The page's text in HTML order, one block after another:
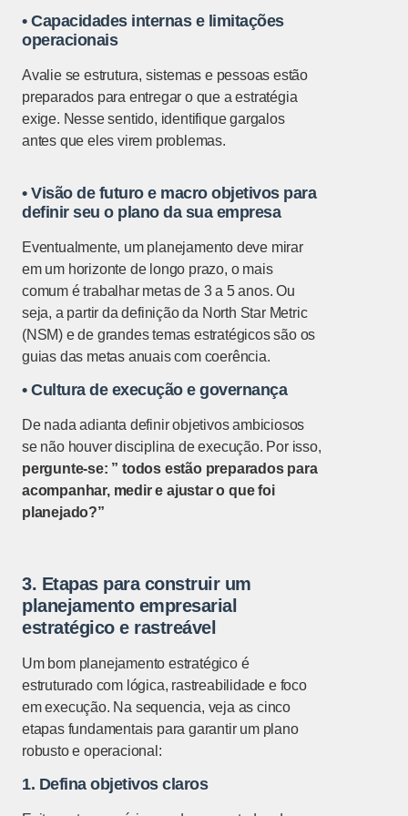
• Capacidades internas e limitações
operacionais
Avalie se estrutura, sistemas e pessoas estão
preparados para entregar o que a estratégia
exige. Nesse sentido, identifique gargalos
antes que eles virem problemas.
• Visão de futuro e macro objetivos para
definir seu o plano da sua empresa
Eventualmente, um planejamento deve mirar
em um horizonte de longo prazo, o mais
comum é trabalhar metas de 3 a 5 anos. Ou
seja, a partir da definição da North Star Metric
(NSM) e de grandes temas estratégicos são os
guias das metas anuais com coerência.
• Cultura de execução e governança
De nada adianta definir objetivos ambiciosos
se não houver disciplina de execução. Por isso,
pergunte-se: ” todos estão preparados para
acompanhar, medir e ajustar o que foi
planejado?”
3. Etapas para construir um
planejamento empresarial
estratégico e rastreável
Um bom planejamento estratégico é
estruturado com lógica, rastreabilidade e foco
em execução. Na sequencia, veja as cinco
etapas fundamentais para garantir um plano
robusto e operacional:
1. Defina objetivos claros